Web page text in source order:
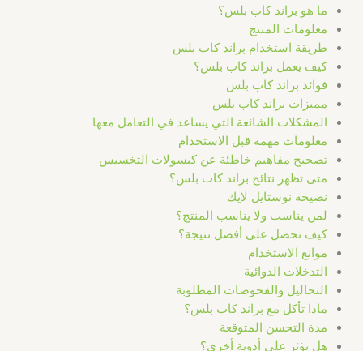
ما هو براند كاب بلس؟
معلومات المنتج
طريقة استخدام براند كاب بلس
كيف يعمل براند كاب بلس؟
فوائد براند كاب بلس
مميزات براند كاب بلس
المشكلات الشائعة التي يساعد في التعامل معها
معلومات مهمة قبل الاستخدام
تصحيح مفاهيم خاطئة عن كبسولات التخسيس
متى تظهر نتائج براند كاب بلس؟
نصيحة نوستايل لايك
لمن يناسب ولا يناسب المنتج؟
كيف تحصل على أفضل نتيجة؟
موانع الاستخدام
التدخلات الدوائية
التحاليل والفحوصات المطلوبة
ماذا تأكل مع براند كاب بلس؟
مدة التحسن المتوقعة
هل يؤثر على أدوية أخرى؟